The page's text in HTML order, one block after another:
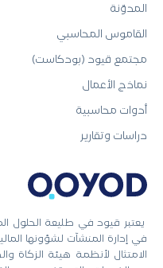
يعتبر قيود في طليعة الحلول
في إدارة المنشآت لشؤونها
الامتثال لأنظمة هيئة الزكاة
المدوّنة
القاموس المحاسبي
مجتمع قيود (بودكاست)
نماذج الأعمال
أدوات محاسبية
دراسات وتقارير